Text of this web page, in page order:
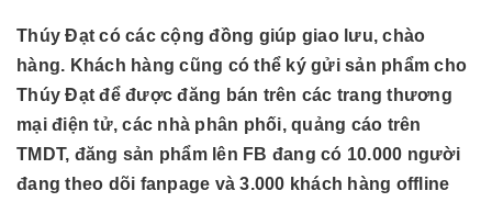
Thúy Đạt có các cộng đồng giúp giao lưu, chào
hàng. Khách hàng cũng có thể ký gửi sản phẩm cho
Thúy Đạt để được đăng bán trên các trang thương
mại điện tử, các nhà phân phối, quảng cáo trên
TMDT, đăng sản phẩm lên FB đang có 10.000 người
đang theo dõi fanpage và 3.000 khách hàng offline